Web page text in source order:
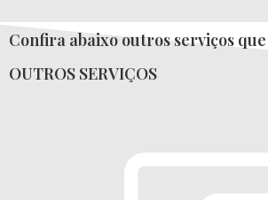
Confira abaixo outros serviços
OUTROS SERVIÇOS